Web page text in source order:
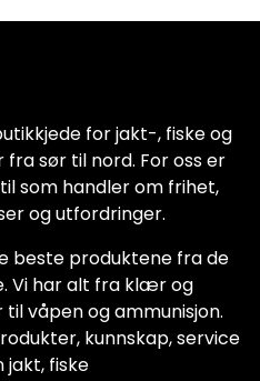
for jakt-, fiske og
sør til nord. For oss er
som handler om frihet,
og utfordringer.
beste produktene fra de
Vi har alt fra klær og
våpen og ammunisjon.
kunnskap, service
jakt, fiske